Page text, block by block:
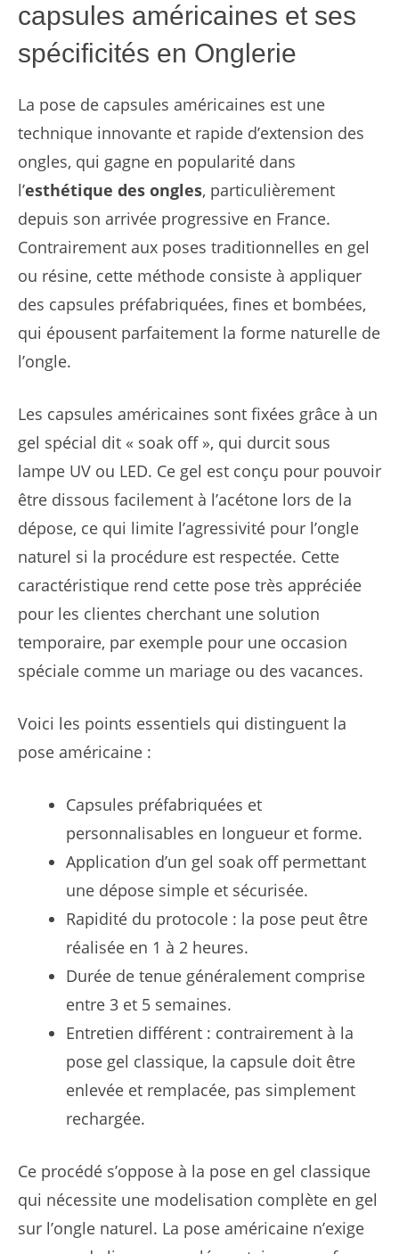
capsules américaines et ses
spécificités en Onglerie
La pose de capsules américaines est une
technique innovante et rapide d’extension des
ongles, qui gagne en popularité dans
l’esthétique des ongles, particulièrement
depuis son arrivée progressive en France.
Contrairement aux poses traditionnelles en gel
ou résine, cette méthode consiste à appliquer
des capsules préfabriquées, fines et bombées,
qui épousent parfaitement la forme naturelle de
l’ongle.
Les capsules américaines sont fixées grâce à un
gel spécial dit « soak off », qui durcit sous
lampe UV ou LED. Ce gel est conçu pour pouvoir
être dissous facilement à l’acétone lors de la
dépose, ce qui limite l’agressivité pour l’ongle
naturel si la procédure est respectée. Cette
caractéristique rend cette pose très appréciée
pour les clientes cherchant une solution
temporaire, par exemple pour une occasion
spéciale comme un mariage ou des vacances.
Voici les points essentiels qui distinguent la
pose américaine :
Capsules préfabriquées et
personnalisables en longueur et forme.
Application d’un gel soak off permettant
une dépose simple et sécurisée.
Rapidité du protocole : la pose peut être
réalisée en 1 à 2 heures.
Durée de tenue généralement comprise
entre 3 et 5 semaines.
Entretien différent : contrairement à la
pose gel classique, la capsule doit être
enlevée et remplacée, pas simplement
rechargée.
Ce procédé s’oppose à la pose en gel classique
qui nécessite une modelisation complète en gel
sur l’ongle naturel. La pose américaine n’exige